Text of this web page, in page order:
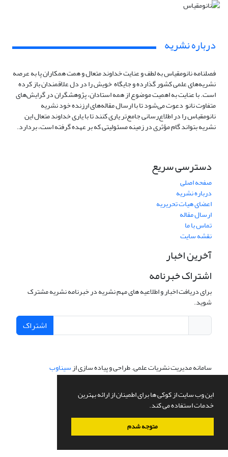
این وب سایت از کوکی ها برای اطمینان از ارائه بهترین
خدمات استفاده می کند.
متوجه شدم
درباره نشریه
فصلنامه نانومقیاس به لطف و عنایت خداوند متعال و همت همکاران پا به عرصه‌
نشریه‌های علمی کشور گذارده و جایگاه خویش را در دل علاقمندان باز کرده
است. با عنایت به اهمیت موضوع از همه استادان، پژوهشگران در گرایش‌های
متفاوت نانو دعوت می‌شود تا با ارسال مقاله‌های ارزنده‌ خود نشریه‌
نانومقیاس را در اطلاع‌رسانی جامع‌تر یاری کنند تا با یاری خداوند متعال این
نشریه بتواند گام مؤثری در زمینه‌ مسئولیتی که بر عهده گرفته است، بردارد.
دسترسی سریع
صفحه اصلی
درباره نشریه
اعضای هیات تحریریه
ارسال مقاله
تماس با ما
نقشه سایت
آخرین اخبار
اشتراک خبرنامه
برای دریافت اخبار و اطلاعیه های مهم نشریه در خبرنامه نشریه مشترک
شوید.
اشتراک
سامانه مدیریت نشریات علمی.طراحی و پیاده سازی ازسیناوب